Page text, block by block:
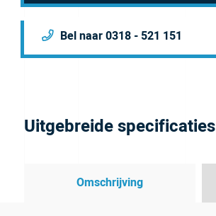
Bel naar 0318 - 521 151
Uitgebreide specificaties
Omschrijving